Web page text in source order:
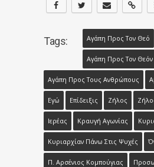
Tags: Αγάπη Προς Τον Θεό
Αγάπη Προς Τον Θεόν
Αγάπη Προς Τους Ανθρώπους
Εγώ Επίδειξις Ζήλος
Ιερέας Κραυγή Αγωνίας
Κυριαρχίαν Πάνω Στις Ψυχές
Π. Αρσένιος Κομπούγιας